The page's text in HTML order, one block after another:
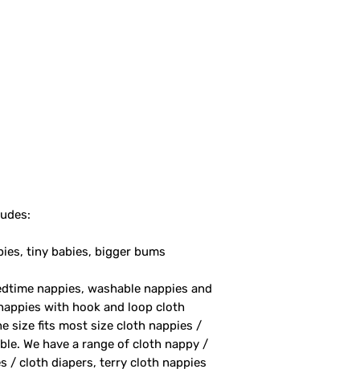
tiny babies, bigger bums
nappies, washable nappies and
with hook and loop cloth
size fits most size cloth nappies /
We have a range of cloth nappy /
/ cloth diapers, terry cloth nappies